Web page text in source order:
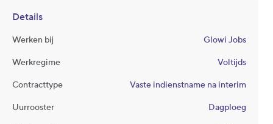
Details
Werken bij Glowi Jobs
Werkregime Voltijds
Contracttype Vaste indienstname na interim
Uurrooster Dagploeg